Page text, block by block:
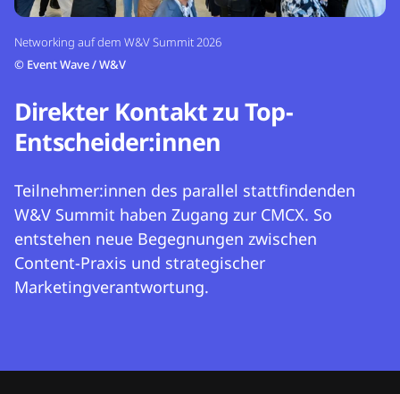
Networking auf dem W&V Summit 2026
© Event Wave / W&V
Direkter Kontakt zu Top-
Entscheider:innen
Teilnehmer:innen des parallel stattfindenden
W&V Summit haben Zugang zur CMCX. So
entstehen neue Begegnungen zwischen
Content-Praxis und strategischer
Marketingverantwortung.